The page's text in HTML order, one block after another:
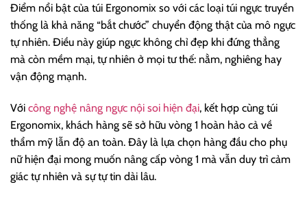
Điểm nổi bật của túi Ergonomix so với các loại túi ngực truyền
thống là khả năng “bắt chước” chuyển động thật của mô ngực
tự nhiên. Điều này giúp ngực không chỉ đẹp khi đứng thẳng
mà còn mềm mại, tự nhiên ở mọi tư thế: nằm, nghiêng hay
vận động mạnh.
Với công nghệ nâng ngực nội soi hiện đại, kết hợp cùng túi
Ergonomix, khách hàng sẽ sở hữu vòng 1 hoàn hảo cả về
thẩm mỹ lẫn độ an toàn. Đây là lựa chọn hàng đầu cho phụ
nữ hiện đại mong muốn nâng cấp vòng 1 mà vẫn duy trì cảm
giác tự nhiên và sự tự tin dài lâu.